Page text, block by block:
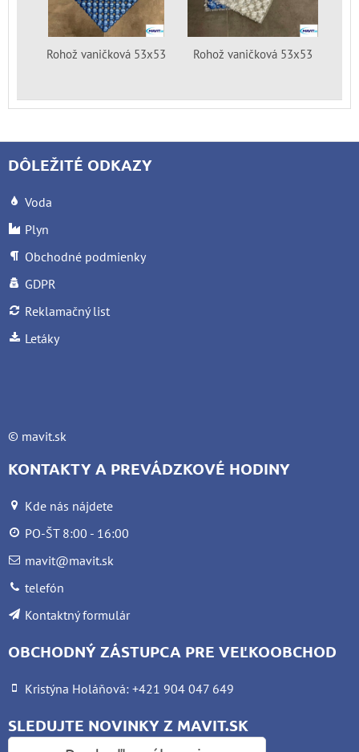
Rohož vaničková 53x53 Rohož vaničková 53x53
DÔLEŽITÉ ODKAZY
Voda
Plyn
Obchodné podmienky
GDPR
Reklamačný list
Letáky
© mavit.sk
KONTAKTY A PREVÁDZKOVÉ HODINY
Kde nás nájdete
PO-ŠT 8:00 - 16:00
mavit@mavit.sk
telefón
Kontaktný formulár
OBCHODNÝ ZÁSTUPCA PRE VEĽKOOBCHOD
Kristýna Holáňová: +421 904 047 649
SLEDUJTE NOVINKY Z MAVIT.SK